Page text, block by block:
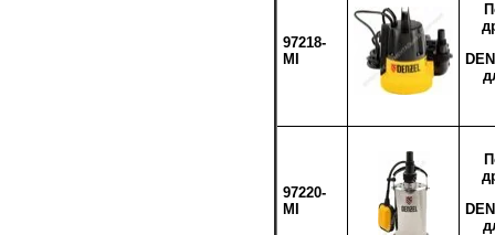
97218-
MI
97220-
MI